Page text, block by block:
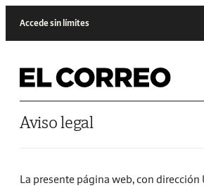
Accede sin límites
Aviso legal
La presente página web, con dirección